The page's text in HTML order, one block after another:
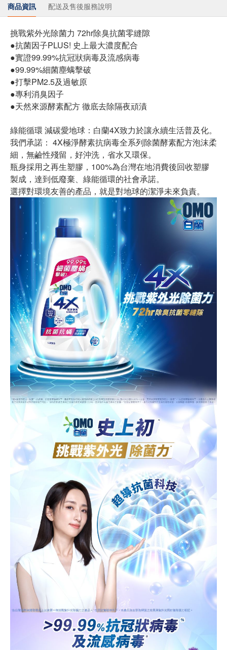
商品資訊 配送及售後服務說明
挑戰紫外光除菌力 72hr除臭抗菌零縫隙
●抗菌因子PLUS! 史上最大濃度配合
●實證99.99%抗冠狀病毒及流感病毒
●99.99%細菌塵螨擊破
●打擊PM2.5及過敏原
●專利消臭因子
●天然來源酵素配方 徹底去除隔夜頑漬
綠能循環 減碳愛地球：白蘭4X致力於讓永續生活普及化。
我們承諾： 4X極淨酵素抗病毒全系列除菌酵素配方泡沫柔
細，無鹼性殘留，好沖洗，省水又環保。
瓶身採用之再生塑膠，100%為台灣在地消費後回收塑膠
製成，達到低廢棄、綠能循環的社會承諾。
選擇對環境友善的產品，就是對地球的潔淨未來負責。